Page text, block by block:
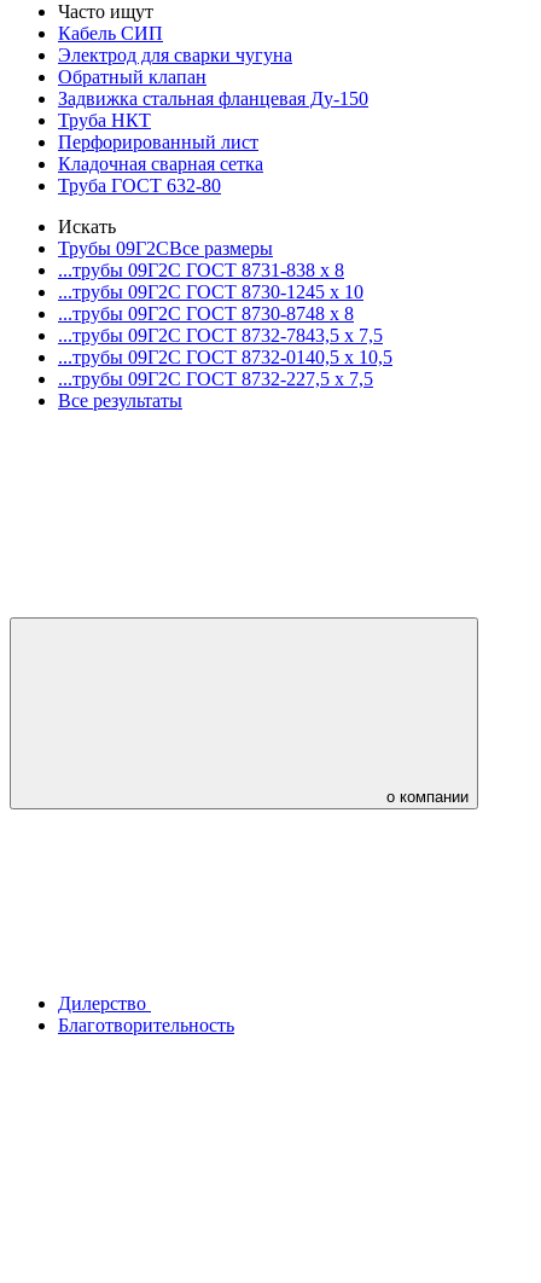
Часто ищут
Кабель СИП
Электрод для сварки чугуна
Обратный клапан
Задвижка стальная фланцевая Ду-150
Труба НКТ
Перфорированный лист
Кладочная сварная сетка
Труба ГОСТ 632-80
Искать
Трубы 09Г2СВсе размеры
...трубы 09Г2С ГОСТ 8731-838 x 8
...трубы 09Г2С ГОСТ 8730-1245 x 10
...трубы 09Г2С ГОСТ 8730-8748 x 8
...трубы 09Г2С ГОСТ 8732-7843,5 x 7,5
...трубы 09Г2С ГОСТ 8732-0140,5 x 10,5
...трубы 09Г2С ГОСТ 8732-227,5 x 7,5
Все результаты
о компании
Дилерство
Благотворительность